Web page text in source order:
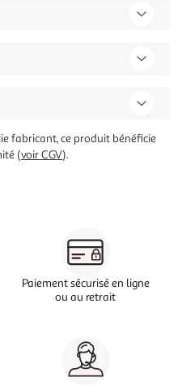
fabricant, ce produit bénéficie
(voir CGV).
Paiement sécurisé en ligne
ou au retrait